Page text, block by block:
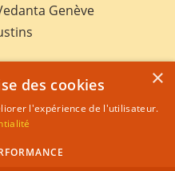
Genève
×
des cookies
l'expérience de l'utilisateur.